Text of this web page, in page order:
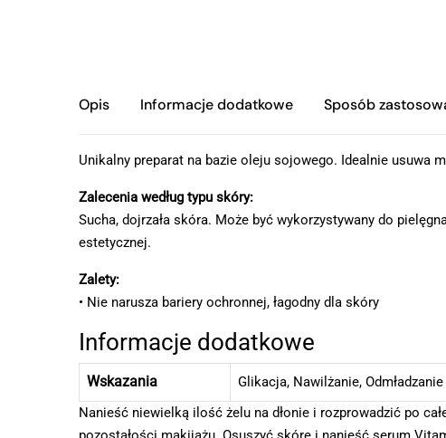
Opis Informacje dodatkowe Sposób
Unikalny preparat na bazie oleju sojowego. Idealnie usuwa
Zalecenia według typu skóry:
Sucha, dojrzała skóra. Może być wykorzystywany do
estetycznej.
Zalety:
• Nie narusza bariery ochronnej, łagodny dla skóry
Informacje dodatkowe
Wskazania Glikacja, Nawilżanie,
Nanieść niewielką ilość żelu na dłonie i rozprowadzić po